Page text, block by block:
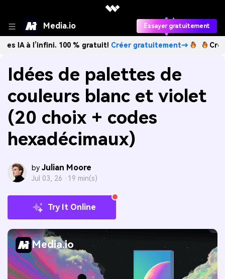
Media.io Essayer gratuitement
l’infini. 100 % gratuit! Créer gratuitement→ Créez des
Idées de palettes de
couleurs blanc et violet
(20 choix + codes
hexadécimaux)
by Julian Moore
Jul 03, 26 · 19 min(s)
Try It Online
Media.io